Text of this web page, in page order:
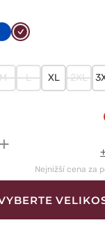
Królewski
Wiśniowy
L XL 2XL
+
Nejnižší cena za